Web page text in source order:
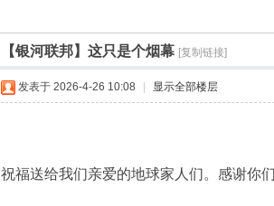
【银河联邦】这只是个烟幕 [复制链接]
发表于 2026-4-26 10:08 显示全部楼层
祝福送给我们亲爱的地球家人们。感谢你